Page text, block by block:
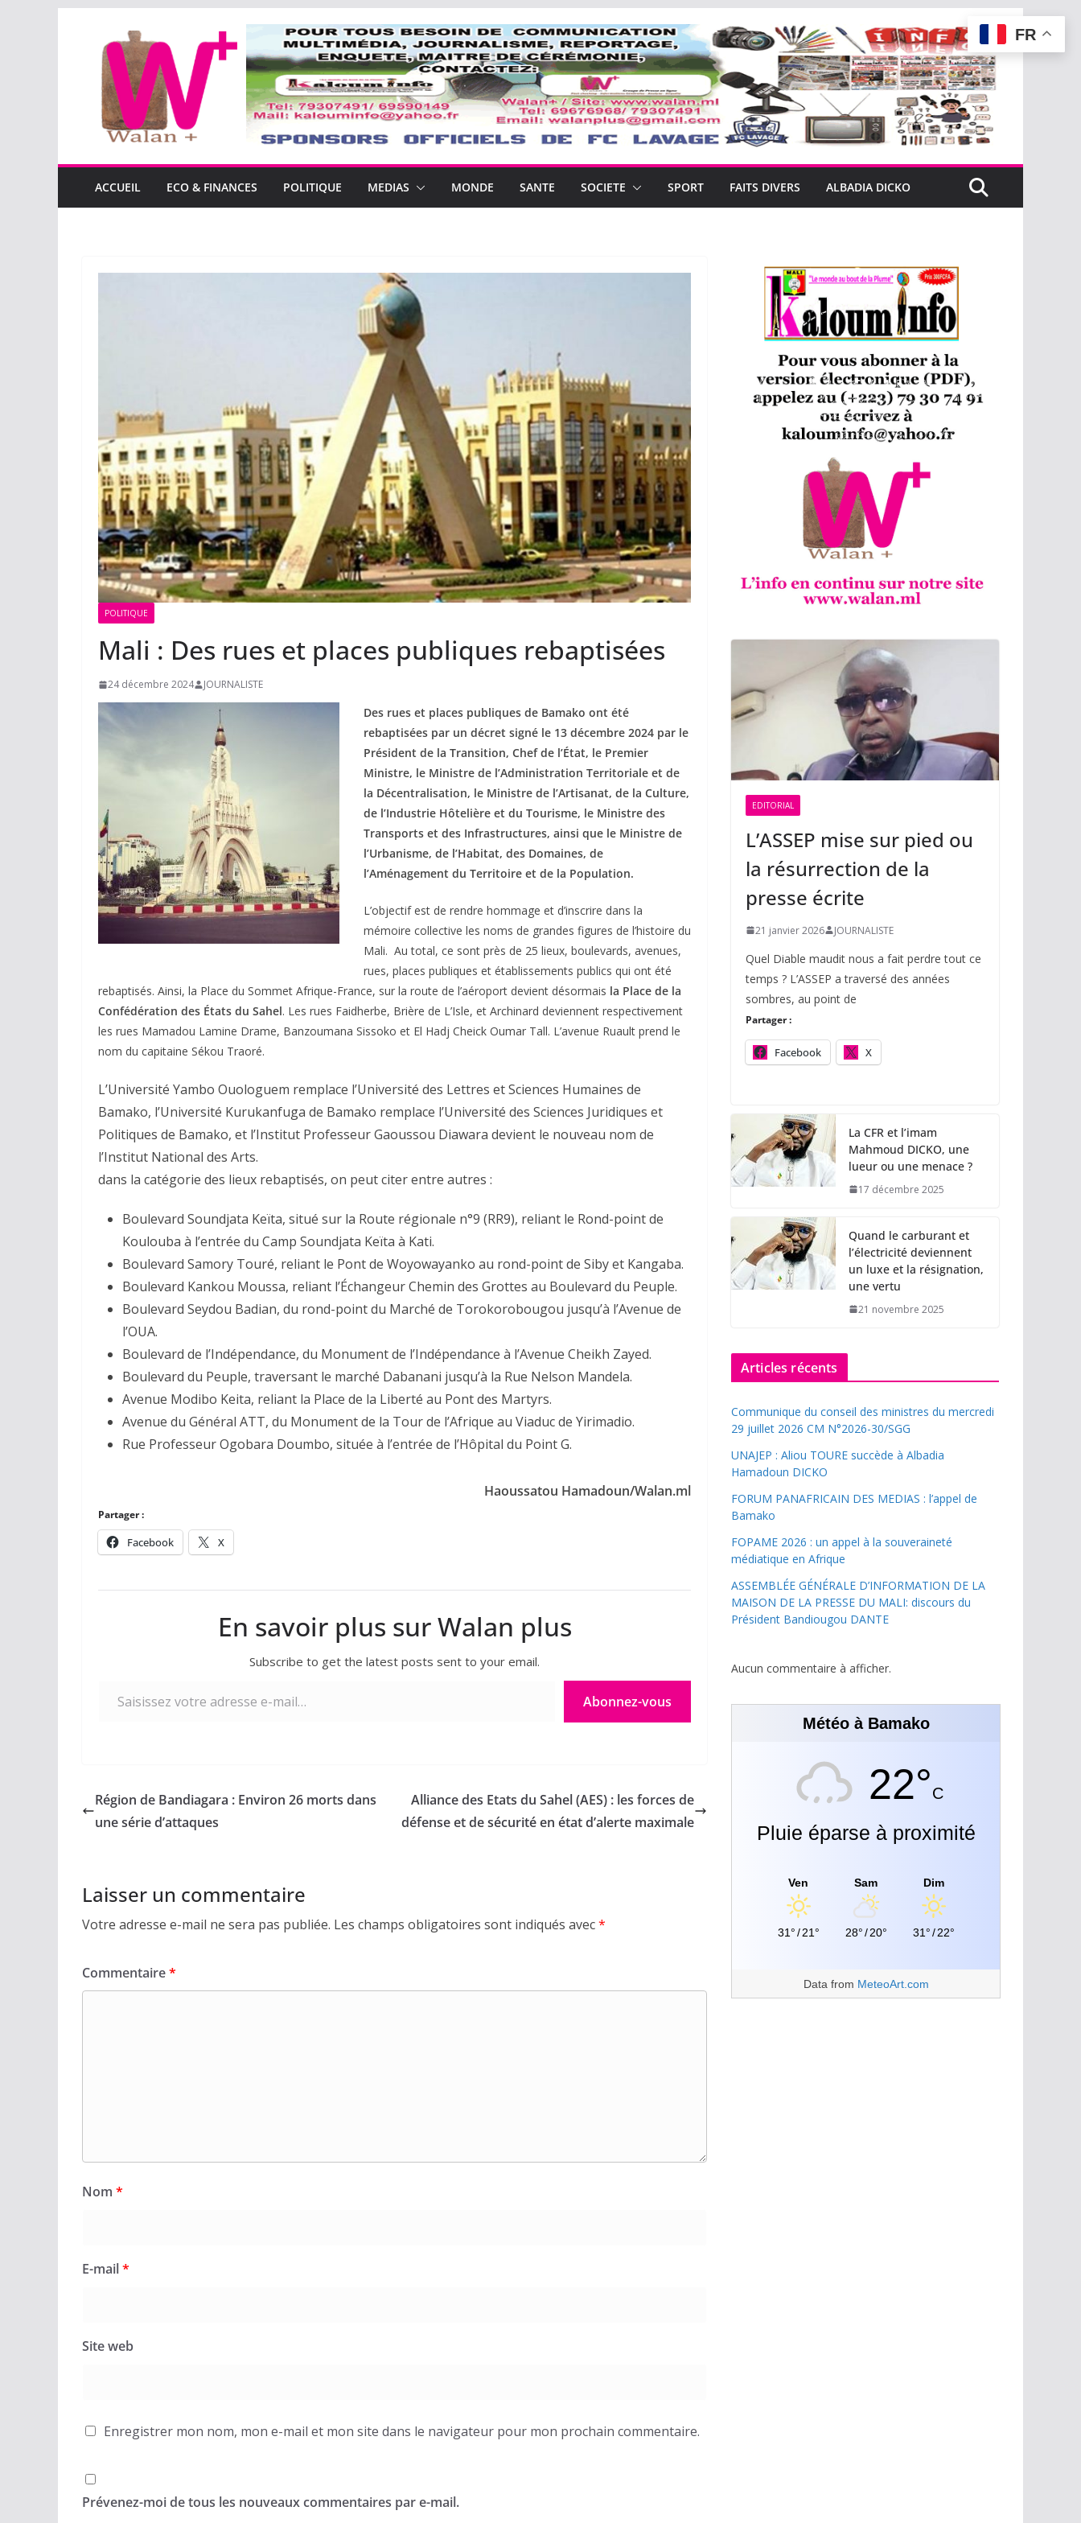
contenu
ACCUEIL ECO & FINANCES POLITIQUE MEDIAS MONDE SANTE SOCIETE SPORT FAITS DIVERS ALBADIA DICKO
POLITIQUE
Mali : Des rues et places publiques rebaptisées
24 décembre 2024 JOURNALISTE
Des rues et places publiques de Bamako ont été
rebaptisées par un décret signé le 13 décembre 2024 par le
Président de la Transition, Chef de l’État, le Premier
Ministre, le Ministre de l’Administration Territoriale et de
la Décentralisation, le Ministre de l’Artisanat, de la Culture,
de l’Industrie Hôtelière et du Tourisme, le Ministre des
Transports et des Infrastructures, ainsi que le Ministre de
l’Urbanisme, de l’Habitat, des Domaines, de
l’Aménagement du Territoire et de la Population.
L’objectif est de rendre hommage et d’inscrire dans la
mémoire collective les noms de grandes figures de l’histoire du
Mali. Au total, ce sont près de 25 lieux, boulevards, avenues,
rues, places publiques et établissements publics qui ont été
rebaptisés. Ainsi, la Place du Sommet Afrique-France, sur la route de l’aéroport devient désormais la Place de la
Confédération des États du Sahel. Les rues Faidherbe, Brière de L’Isle, et Archinard deviennent respectivement
les rues Mamadou Lamine Drame, Banzoumana Sissoko et El Hadj Cheick Oumar Tall. L’avenue Ruault prend le
nom du capitaine Sékou Traoré.
L’Université Yambo Ouologuem remplace l’Université des Lettres et Sciences Humaines de
Bamako, l’Université Kurukanfuga de Bamako remplace l’Université des Sciences Juridiques et
Politiques de Bamako, et l’Institut Professeur Gaoussou Diawara devient le nouveau nom de
l’Institut National des Arts.
dans la catégorie des lieux rebaptisés, on peut citer entre autres :
Boulevard Soundjata Keïta, situé sur la Route régionale n°9 (RR9), reliant le Rond-point de
Koulouba à l’entrée du Camp Soundjata Keïta à Kati.
Boulevard Samory Touré, reliant le Pont de Woyowayanko au rond-point de Siby et Kangaba.
Boulevard Kankou Moussa, reliant l’Échangeur Chemin des Grottes au Boulevard du Peuple.
Boulevard Seydou Badian, du rond-point du Marché de Torokorobougou jusqu’à l’Avenue de
l’OUA.
Boulevard de l’Indépendance, du Monument de l’Indépendance à l’Avenue Cheikh Zayed.
Boulevard du Peuple, traversant le marché Dabanani jusqu’à la Rue Nelson Mandela.
Avenue Modibo Keita, reliant la Place de la Liberté au Pont des Martyrs.
Avenue du Général ATT, du Monument de la Tour de l’Afrique au Viaduc de Yirimadio.
Rue Professeur Ogobara Doumbo, située à l’entrée de l’Hôpital du Point G.
Haoussatou Hamadoun/Walan.ml
Partager :
Facebook X
En savoir plus sur Walan plus
Subscribe to get the latest posts sent to your email.
Abonnez-vous
Région de Bandiagara : Environ 26 morts dans
une série d’attaques
Alliance des Etats du Sahel (AES) : les forces de
défense et de sécurité en état d’alerte maximale
Laisser un commentaire
Votre adresse e-mail ne sera pas publiée. Les champs obligatoires sont indiqués avec*
Commentaire*
Nom *
E-mail*
Site web
Enregistrer mon nom, mon e-mail et mon site dans le navigateur pour mon prochain commentaire.
Prévenez-moi de tous les nouveaux commentaires par e-mail.
EDITORIAL
L’ASSEP mise sur pied ou
la résurrection de la
presse écrite
21 janvier 2026 JOURNALISTE
Quel Diable maudit nous a fait perdre tout ce
temps ? L’ASSEP a traversé des années
sombres, au point de
Partager :
Facebook X
La CFR et l’imam
Mahmoud DICKO, une
lueur ou une menace ?
17 décembre 2025
Quand le carburant et
l’électricité deviennent
un luxe et la résignation,
une vertu
21 novembre 2025
Articles récents
Communique du conseil des ministres du mercredi
29 juillet 2026 CM N°2026-30/SGG
UNAJEP : Aliou TOURE succède à Albadia
Hamadoun DICKO
FORUM PANAFRICAIN DES MEDIAS : l’appel de
Bamako
FOPAME 2026 : un appel à la souveraineté
médiatique en Afrique
ASSEMBLÉE GÉNÉRALE D’INFORMATION DE LA
MAISON DE LA PRESSE DU MALI: discours du
Président Bandiougou DANTE
Aucun commentaire à afficher.
Météo à Bamako
22°C
Pluie éparse à proximité
Ven
31°/ 21°
Sam
28°/ 20°
Dim
31°/ 22°
Data from MeteoArt.com
FR